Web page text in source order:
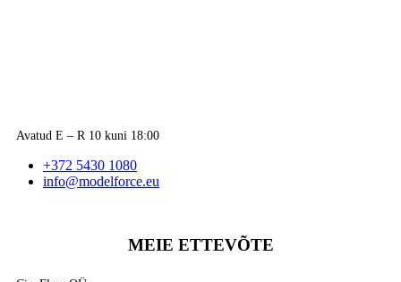
Avatud E – R 10 kuni 18:00
+372 5430 1080
info@modelforce.eu
MEIE ETTEVÕTE